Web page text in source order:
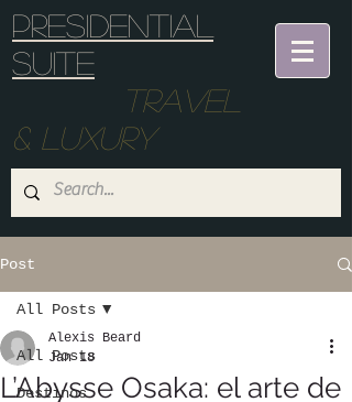
Presidential
suite
Travel
& Luxury
Post
All Posts
Destinos
All Posts
L’Abysse Osaka: el arte de
Alexis Beard
Jan 18